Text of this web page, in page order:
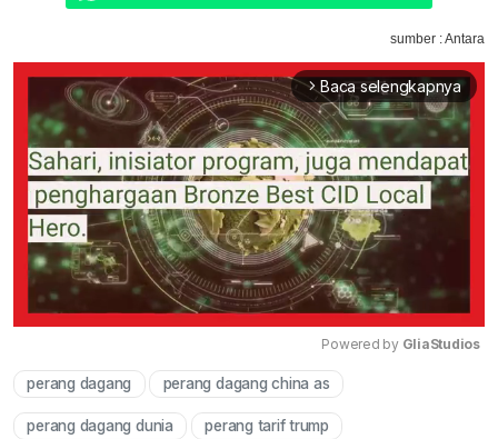
sumber : Antara
arrow_forward_ios Baca selengkapnya
Powered by GliaStudios
perang dagang perang dagang china as
perang dagang dunia perang tarif trump